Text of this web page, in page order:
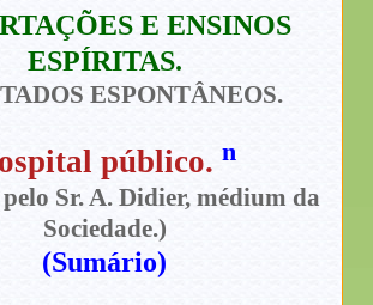
E ENSINOS
ESPÍRITAS.
ESPONTÂNEOS.
público. n
Sr. A. Didier, médium da
Sociedade.)
(Sumário)